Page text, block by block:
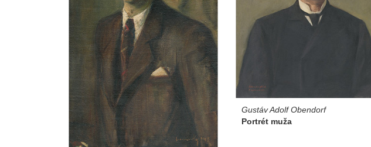
Gustáv Adolf Obendorf
Portrét muža